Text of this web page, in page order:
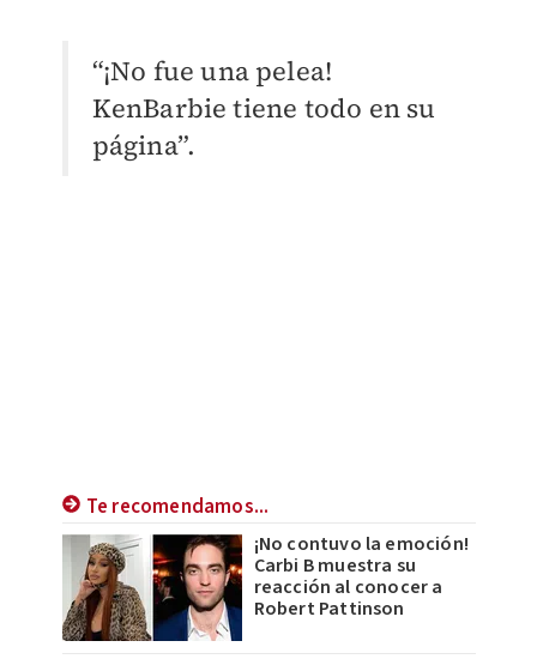
“¡No fue una pelea!
KenBarbie tiene todo en su
página”.
Te recomendamos...
¡No contuvo la emoción!
Carbi B muestra su
reacción al conocer a
Robert Pattinson